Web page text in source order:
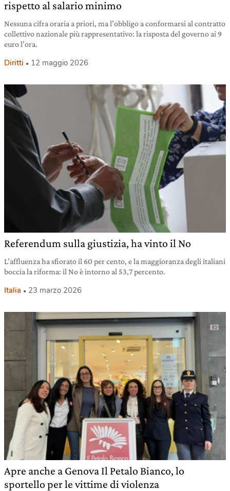
rispetto al salario minimo
Nessuna cifra oraria a priori, ma l’obbligo a conformarsi al contratto
collettivo nazionale più rappresentativo: la risposta del governo ai 9
euro l’ora.
Diritti 12 maggio 2026
Referendum sulla giustizia, ha vinto il No
L’affluenza ha sfiorato il 60 per cento, e la maggioranza degli italiani
boccia la riforma: il No è intorno al 53,7 percento.
Italia 23 marzo 2026
Apre anche a Genova Il Petalo Bianco, lo
sportello per le vittime di violenza